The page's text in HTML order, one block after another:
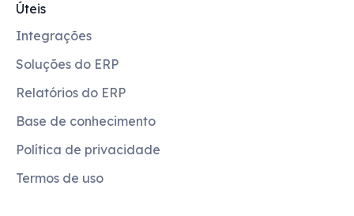
Úteis
Integrações
Soluções do ERP
Relatórios do ERP
Base de conhecimento
Política de privacidade
Termos de uso